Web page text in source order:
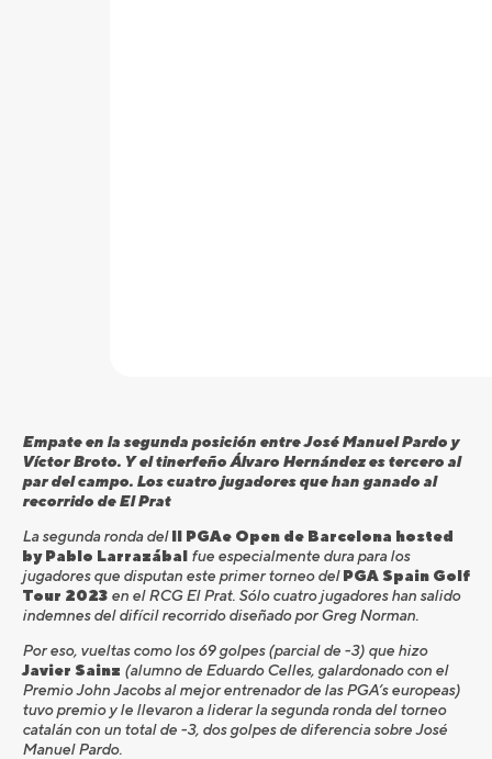
Empate en la segunda posición entre José Manuel Pardo y
Víctor Broto. Y el tinerfeño Álvaro Hernández es tercero al
par del campo. Los cuatro jugadores que han ganado al
recorrido de El Prat
La segunda ronda delII PGAe Open de Barcelona hosted
by Pablo Larrazábal fue especialmente dura para los
jugadores que disputan este primer torneo delPGA Spain Golf
Tour 2023 en el RCG El Prat. Sólo cuatro jugadores han salido
indemnes del difícil recorrido diseñado por Greg Norman.
Por eso, vueltas como los 69 golpes (parcial de -3) que hizo
Javier Sainz (alumno de Eduardo Celles, galardonado con el
Premio John Jacobs al mejor entrenador de las PGA’s europeas)
tuvo premio y le llevaron a liderar la segunda ronda del torneo
catalán con un total de -3, dos golpes de diferencia sobre José
Manuel Pardo.